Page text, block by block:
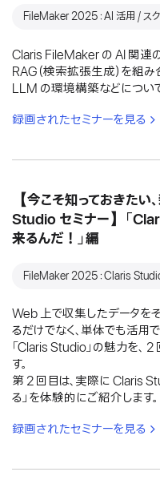
FileMaker 2025：AI 活用 / スク
Claris FileMaker の AI 関連
RAG（検索拡張生成）を組
LLM の環境構築などについ
録画されたセミナーを見る
【今こそ知っておきた
Studio セミナー】「
来るんだ！」編
FileMaker 2025：Claris
Web 上で収集したデータを
るだけでなく、単体でも活用
「Claris Studio」の魅力を、
す。
第 2 回目は、実際に Claris
る」を体験的にご紹介します。
録画されたセミナーを見る